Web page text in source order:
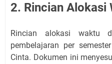
2. Rincian Alokasi
Rincian alokasi waktu
pembelajaran per
Cinta. Dokumen ini